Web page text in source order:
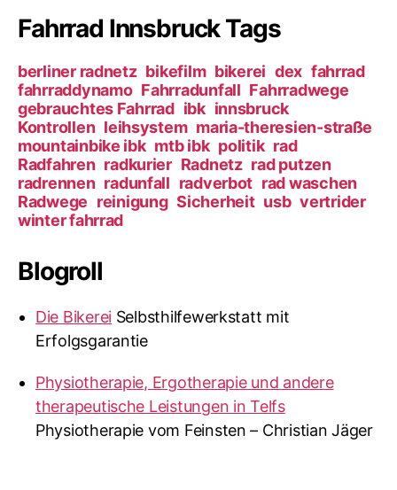
Fahrrad Innsbruck Tags
berliner radnetz bikefilm bikerei dex fahrrad
fahrraddynamo Fahrradunfall Fahrradwege
gebrauchtes Fahrrad ibk innsbruck
Kontrollen leihsystem maria-theresien-straße
mountainbike ibk mtb ibk politik rad
Radfahren radkurier Radnetz rad putzen
radrennen radunfall radverbot rad waschen
Radwege reinigung Sicherheit usb vertrider
winter fahrrad
Blogroll
Die Bikerei Selbsthilfewerkstatt mit
Erfolgsgarantie
Physiotherapie, Ergotherapie und andere
therapeutische Leistungen in Telfs
Physiotherapie vom Feinsten – Christian Jäger